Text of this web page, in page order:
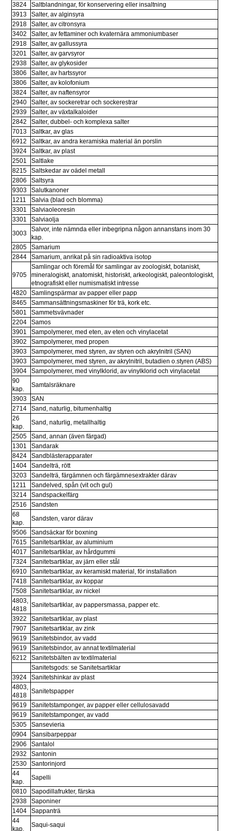
3824
Saltblandningar, för konservering eller insaltning
3913
Salter, av alginsyra
2918
Salter, av citronsyra
3402
Salter, av fettaminer och kvaternära ammoniumbaser
2918
Salter, av gallussyra
3201
Salter, av garvsyror
2938
Salter, av glykosider
3806
Salter, av hartssyror
3806
Salter, av kolofonium
3824
Salter, av naftensyror
2940
Salter, av sockeretrar och sockerestrar
2939
Salter, av växtalkaloider
2842
Salter, dubbel- och komplexa salter
7013
Saltkar, av glas
6912
Saltkar, av andra keramiska material än porslin
3924
Saltkar, av plast
2501
Saltlake
8215
Saltskedar av oädel metall
2806
Saltsyra
9303
Salutkanoner
1211
Salvia (blad och blomma)
3301
Salviaoleoresin
3301
Salviaolja
3003
Salvor, inte nämnda eller inbegripna någon annanstans inom 30
kap.
2805
Samarium
2844
Samarium, anrikat på sin radioaktiva isotop
9705
Samlingar och föremål för samlingar av zoologiskt, botaniskt,
mineralogiskt, anatomiskt, historiskt, arkeologiskt, paleontologiskt,
etnografiskt eller numismatiskt intresse
4820
Samlingspärmar av papper eller papp
8465
Sammansättningsmaskiner för trä, kork etc.
5801
Sammetsvävnader
2204
Samos
3901
Sampolymerer, med eten, av eten och vinylacetat
3902
Sampolymerer, med propen
3903
Sampolymerer, med styren, av styren och akrylnitril (SAN)
3903
Sampolymerer, med styren, av akrylnitril, butadien o.styren (ABS)
3904
Sampolymerer, med vinylklorid, av vinylklorid och vinylacetat
90
kap.
Samtalsräknare
3903
SAN
2714
Sand, naturlig, bitumenhaltig
26
kap.
Sand, naturlig, metallhaltig
2505
Sand, annan (även färgad)
1301
Sandarak
8424
Sandblästerapparater
1404
Sandelträ, rött
3203
Sandelträ, färgämnen och färgämnesextrakter därav
1211
Sandelved, spån (vit och gul)
3214
Sandspackelfärg
2516
Sandsten
68
kap.
Sandsten, varor därav
9506
Sandsäckar för boxning
7615
Sanitetsartiklar, av aluminium
4017
Sanitetsartiklar, av hårdgummi
7324
Sanitetsartiklar, av järn eller stål
6910
Sanitetsartiklar, av keramiskt material, för installation
7418
Sanitetsartiklar, av koppar
7508
Sanitetsartiklar, av nickel
4803,
4818
Sanitetsartiklar, av pappersmassa, papper etc.
3922
Sanitetsartiklar, av plast
7907
Sanitetsartiklar, av zink
9619
Sanitetsbindor, av vadd
9619
Sanitetsbindor, av annat textilmaterial
6212
Sanitetsbälten av textilmaterial
Sanitetsgods: se Sanitetsartiklar
3924
Sanitetshinkar av plast
4803,
4818
Sanitetspapper
9619
Sanitetstamponger, av papper eller cellulosavadd
9619
Sanitetstamponger, av vadd
5305
Sansevieria
0904
Sansibarpeppar
2906
Santalol
2932
Santonin
2530
Santorinjord
44
kap.
Sapelli
0810
Sapodillafrukter, färska
2938
Saponiner
1404
Sappanträ
44
kap.
Saqui-saqui